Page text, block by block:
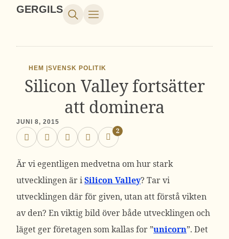
GERGILS
HEM |SVENSK POLITIK
Silicon Valley fortsätter
att dominera
JUNI 8, 2015
2
Är vi egentligen medvetna om hur stark
utvecklingen är iSilicon Valley? Tar vi
utvecklingen där för given, utan att förstå vikten
av den? En viktig bild över både utvecklingen och
läget ger företagen som kallas for ”unicorn”. Det